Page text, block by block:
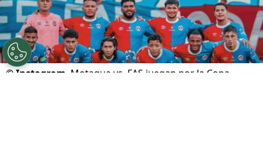
©Instagram Motagua vs. FAS juegan por la Copa